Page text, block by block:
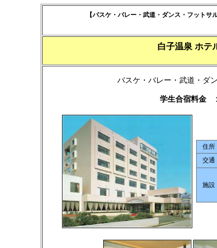
【バスケ・バレー・武道・ダンス・フット
白子温泉 ホテ
バスケ・バレー・武道・ダ
学生合宿料金
住所
交通
施設